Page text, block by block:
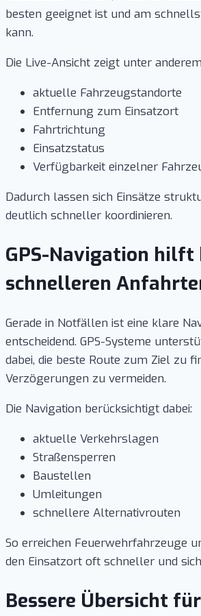
besten geeignet ist und am
kann.
Die Live-Ansicht zeigt unter
aktuelle Fahrzeugstandorte
Entfernung zum Einsatzort
Fahrtrichtung
Einsatzstatus
Verfügbarkeit einzelner
Dadurch lassen sich Einsätze
deutlich schneller koordinieren.
GPS-Navigation hilft
schnelleren
Gerade in Notfällen ist eine klare
entscheidend. GPS-Systeme
dabei, die beste Route zum Ziel zu
Verzögerungen zu vermeiden.
Die Navigation berücksichtigt dabei:
aktuelle Verkehrslagen
Straßensperren
Baustellen
Umleitungen
schnellere Alternativrouten
So erreichen Feuerwehrfahrzeuge
den Einsatzort oft schneller und
Bessere Übersicht für